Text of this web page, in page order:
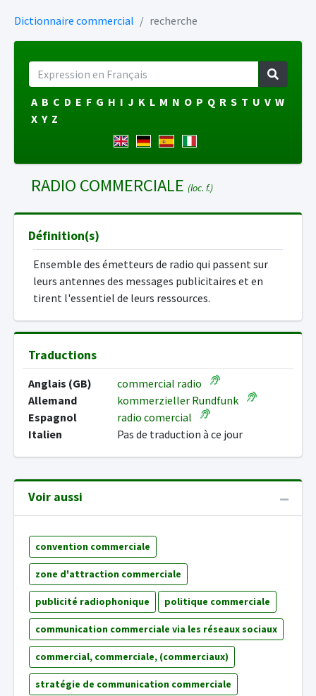
Dictionnaire commercial recherche
A B C D E F G H I J K L M N O P Q R S T U V W
X Y Z
RADIO COMMERCIALE (loc. f.)
Définition(s)
Ensemble des émetteurs de radio qui passent sur
leurs antennes des messages publicitaires et en
tirent l'essentiel de leurs ressources.
Traductions
Anglais (GB)
commercial radio
Allemand
kommerzieller Rundfunk
Espagnol
radio comercial
Italien
Pas de traduction à ce jour
Voir aussi
convention commerciale
zone d'attraction commerciale
publicité radiophonique politique commerciale
communication commerciale via les réseaux sociaux
commercial, commerciale, (commerciaux)
stratégie de communication commerciale